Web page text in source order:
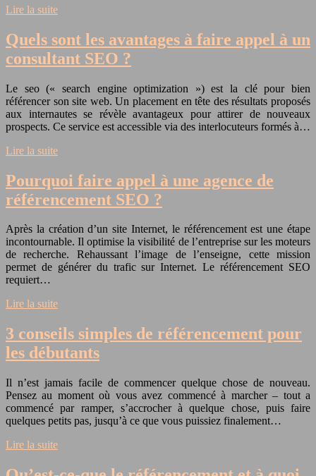
Lire la suite
Quels sont les avantages à faire appel à un
consultant SEO ?
Le seo (« search engine optimization ») est la clé pour bien
référencer son site web. Un placement en tête des résultats proposés
aux internautes se révèle avantageux pour attirer de nouveaux
prospects. Ce service est accessible via des interlocuteurs formés à…
Lire la suite
Pourquoi faire appel à une agence de
référencement SEO ?
Après la création d’un site Internet, le référencement est une étape
incontournable. Il optimise la visibilité de l’entreprise sur les moteurs
de recherche. Rehaussant l’image de l’enseigne, cette mission
permet de générer du trafic sur Internet. Le référencement SEO
requiert…
Lire la suite
3 conseils simples de référencement pour
les débutants
Il n’est jamais facile de commencer quelque chose de nouveau.
Pensez au moment où vous avez commencé à marcher – tout a
commencé par ramper, s’accrocher à quelque chose, puis faire
quelques petits pas, jusqu’à ce que vous puissiez finalement…
Lire la suite